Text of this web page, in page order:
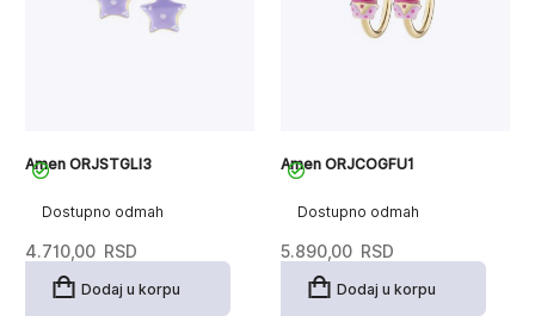
Dostupno odmah
Amen ORJSTGLI3
4.710,00 RSD
Dodaj u korpu
Dostupno odmah
Amen ORJCOGFU1
5.890,00 RSD
Dodaj u korpu